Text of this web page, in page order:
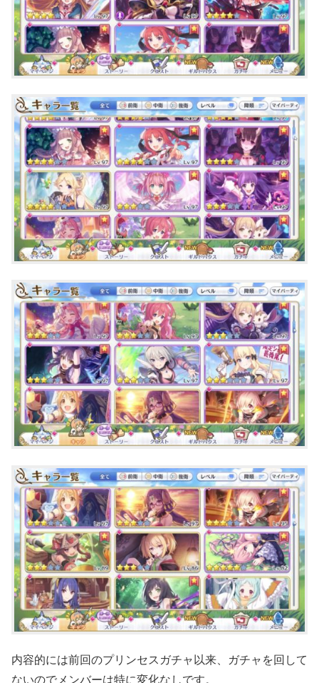
内容的には前回のプリンセスガチャ以来、ガチャを回して
ないのでメンバーは特に変化なしです。